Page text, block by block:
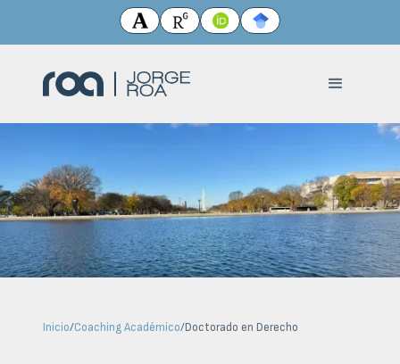
Inicio/Coaching Académico/Doctorado en Derecho